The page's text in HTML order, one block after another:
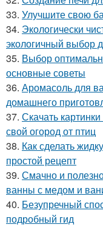
33. Улучшите свою
34. Экологически
экологичный выбор
35. Выбор
основные советы
36. Аромасоль для
домашнего
37. Скачать
свой огород от птиц
38. Как сделать
простой рецепт
39. Смачно и
ванны с медом и
40. Безупречный
подробный гид